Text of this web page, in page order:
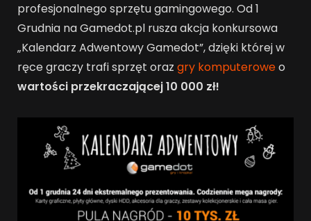
profesjonalnego sprzętu gamingowego. Od 1
Grudnia na Gamedot.pl rusza akcja konkursowa
„Kalendarz Adwentowy Gamedot”, dzięki której w
ręce graczy trafi sprzęt oraz gry komputeroweo
wartości przekraczającej 10 000 zł!